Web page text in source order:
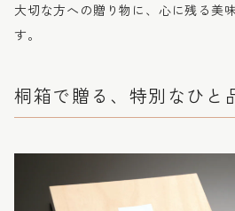
大切な方への贈り物に、心に残る美
す。
桐箱で贈る、特別なひと